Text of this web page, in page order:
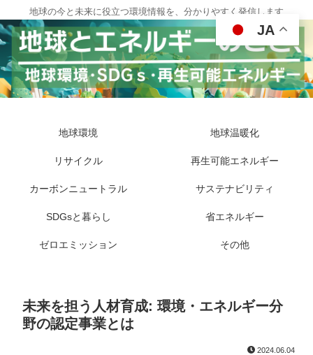
地球の今と未来に役立つ環境情報を、分かりやすく発信します
地球環境 地球温暖化
リサイクル 再生可能エネルギー
カーボンニュートラル サステナビリティ
SDGsと暮らし 省エネルギー
ゼロエミッション その他
未来を担う人材育成: 環境・エネルギー分
野の認定事業とは
2024.06.04
JA